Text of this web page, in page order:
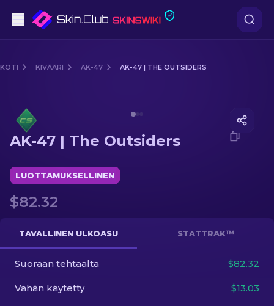
Tarkka-ampuja
Veitset
Hanska
Laatikot
Muut
KOTI KIVÄÄRI AK-47 AK-47 | THE OUTSIDERS
AK-47 | The Outsiders
LUOTTAMUKSELLINEN
$82.32
TAVALLINEN ULKOASU STATTRAK™
Suoraan tehtaalta $82.32
Vähän käytetty $13.03